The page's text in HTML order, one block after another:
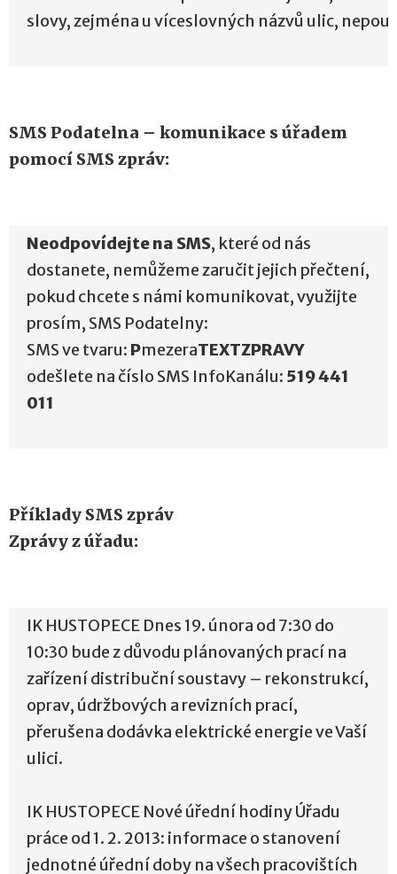
slovy, zejména u víceslovných názvů ulic,
SMS Podatelna – komunikace s úřadem
pomocí SMS zpráv:
Neodpovídejte na SMS, které od nás
dostanete, nemůžeme zaručit jejich přečtení,
pokud chcete s námi komunikovat, využijte
prosím, SMS Podatelny:
SMS ve tvaru: PmezeraTEXTZPRAVY
odešlete na číslo SMS InfoKanálu: 519 441
011
Příklady SMS zpráv
Zprávy z úřadu:
IK HUSTOPECE Dnes 19. února od 7:30 do
10:30 bude z důvodu plánovaných prací na
zařízení distribuční soustavy – rekonstrukcí,
oprav, údržbových a revizních prací,
přerušena dodávka elektrické energie ve Vaší
ulici.
IK HUSTOPECE Nové úřední hodiny Úřadu
práce od 1. 2. 2013: informace o stanovení
jednotné úřední doby na všech pracovištích